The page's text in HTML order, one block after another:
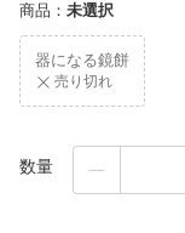
商品 ： 未選択
器になる鏡餅
売り切れ
数量